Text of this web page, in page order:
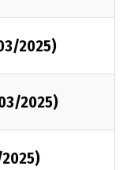
2025)
2025)